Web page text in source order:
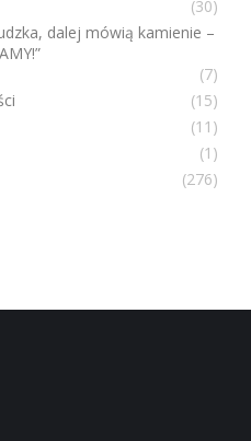
(30)
dalej mówią kamienie –
(7)
(15)
(11)
(1)
(276)